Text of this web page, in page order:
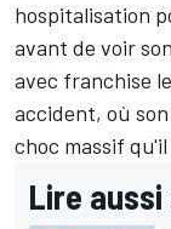
hospitalisation
avant de voir
avec franchise
accident, où
choc massif
Lire aussi